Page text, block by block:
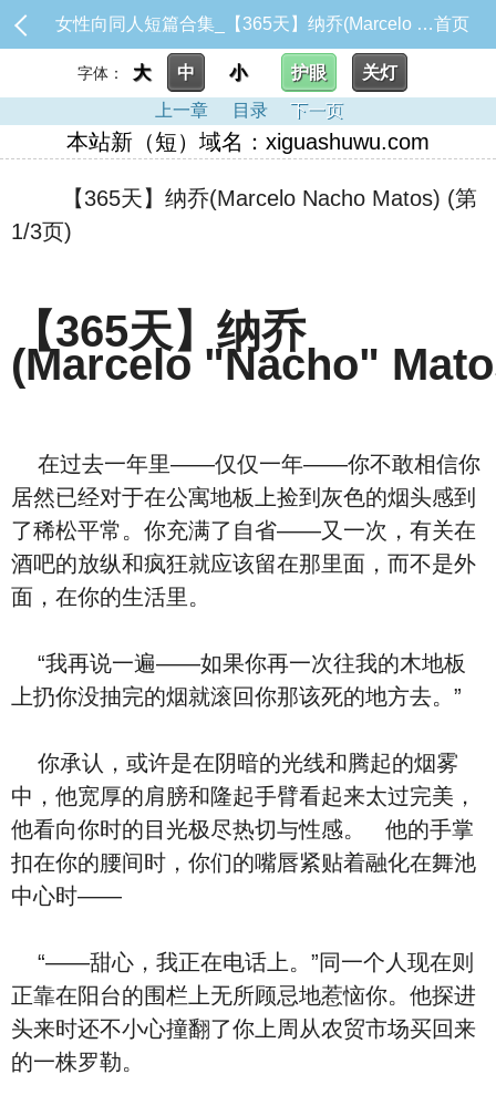
女性向同人短篇合集_【365天】纳乔(Marcelo Nacho Matos)首页
字体： 大 中 小 护眼
关灯
上一章
目录 下一页
本站新（短）域名：xiguashuwu.com
【365天】纳乔(Marcelo Nacho Matos) (第
1/3页)
【365天】纳乔
(Marcelo "Nacho"
在过去一年里——仅仅一年——你不敢相信你
居然已经对于在公寓地板上捡到灰色的烟头感到
了稀松平常。你充满了自省——又一次，有关在
酒吧的放纵和疯狂就应该留在那里面，而不是外
面，在你的生活里。
“我再说一遍——如果你再一次往我的木地板
上扔你没抽完的烟就滚回你那该死的地方去。”
你承认，或许是在阴暗的光线和腾起的烟雾
中，他宽厚的肩膀和隆起手臂看起来太过完美，
他看向你时的目光极尽热切与性感。 他的手掌
扣在你的腰间时，你们的嘴唇紧贴着融化在舞池
中心时——
“——甜心，我正在电话上。”同一个人现在则
正靠在阳台的围栏上无所顾忌地惹恼你。他探进
头来时还不小心撞翻了你上周从农贸市场买回来
的一株罗勒。